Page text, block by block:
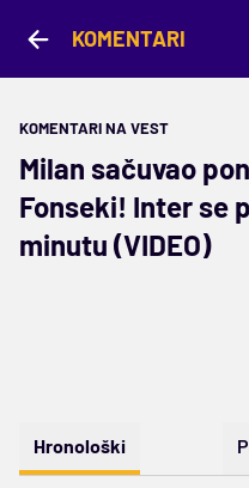
KOMENTARI
KOMENTARI NA VEST
Milan sačuvao
Fonseki! Inter se
minutu (VIDEO)
Hronološki